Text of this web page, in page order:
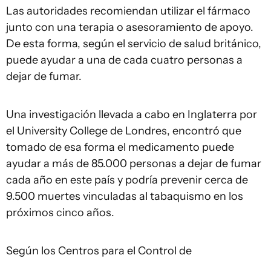
Las autoridades recomiendan utilizar el fármaco
junto con una terapia o asesoramiento de apoyo.
De esta forma, según el servicio de salud británico,
puede ayudar a una de cada cuatro personas a
dejar de fumar.
Una investigación llevada a cabo en Inglaterra por
el University College de Londres, encontró que
tomado de esa forma el medicamento puede
ayudar a más de 85.000 personas a dejar de fumar
cada año en este país y podría prevenir cerca de
9.500 muertes vinculadas al tabaquismo en los
próximos cinco años.
Según los Centros para el Control de